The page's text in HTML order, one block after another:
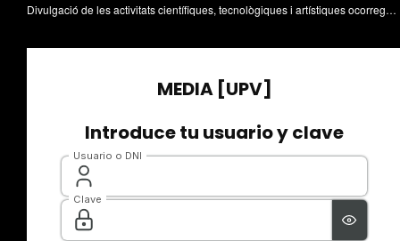
Divulgació de les activitats científiques, tecnològiques i artístiques ocorregudes en els tres campus de la UPV